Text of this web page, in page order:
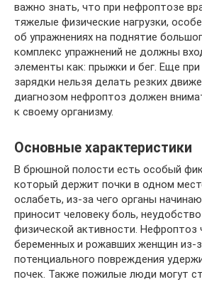
важно знать, что при нефроптозе
тяжелые физические нагрузки,
об упражнениях на поднятие
комплекс упражнений не должны
элементы как: прыжки и бег. Еще
зарядки нельзя делать резких
диагнозом нефроптоз должен
к своему организму.
Основные характеристики
В брюшной полости есть особый
который держит почки в одном
ослабеть, из-за чего органы
приносит человеку боль,
физической активности. Нефроптоз
беременных и рожавших женщин из-
потенциального повреждения
почек. Также пожилые люди могут